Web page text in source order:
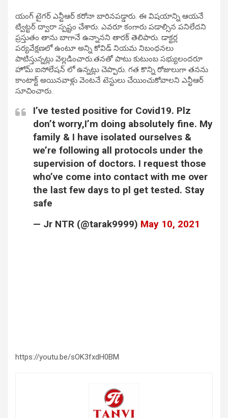
యంగ్ టైగ‌ర్ ఎన్టీఆర్ క‌రోనా బారిన‌ప‌డ్డారు. ఈ విష‌యాన్ని ఆయ‌నే
ట్విట్ట‌ర్ ద్వారా స్ప‌ష్టం చేశారు. ఎవ‌రూ కంగారు ప‌డాల్సిన ప‌నిలేద‌ని
ప్ర‌స్తుతం తాను బాగానే ఉన్నాన‌ని తార‌క్ తెలిపారు. డాక్ట‌ర్ల
ప‌ర్య‌వేక్ష‌ణ‌లో ఉంటూ అన్ని కోవిడ్ నియ‌మ నిబంధ‌న‌లు
పాటిస్తున్న‌ట్లు వెల్ల‌డించారు.త‌న‌తో పాటు కుటుంబ సభ్యులంద‌రూ
హోమ్ ఐసోలేష‌న్ లో ఉన్న‌ట్లు చెప్పారు. గ‌త కొన్ని రోజులుగా త‌నను
కాంటాక్ట్ అయిన‌వాళ్లు వెంట‌నే టెస్టులు చేయించుకోవాల‌ని ఎన్టీఆర్
సూచించారు.
I’ve tested positive for Covid19. Plz
don’t worry,I’m doing absolutely fine. My
family & I have isolated ourselves &
we’re following all protocols under the
supervision of doctors. I request those
who’ve come into contact with me over
the last few days to pl get tested. Stay
safe
— Jr NTR (@tarak9999) May 10, 2021
https://youtu.be/sOK3fxdH0BM